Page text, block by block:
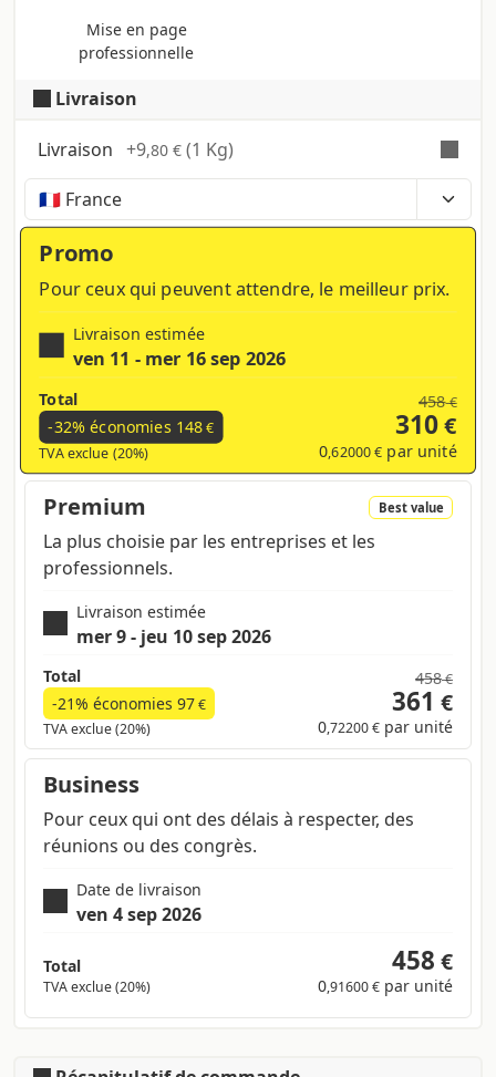
Mise en page
professionnelle
Livraison
Livraison +9,80 € (1 Kg)
Temps, coûts et taxes peuvent varier selon la
région et les produits contenus dans le panier
Promo
Pour ceux qui peuvent attendre, le meilleur prix.
Livraison estimée
ven 11 - mer 16 sep 2026
Total
-32% économies 148€
TVA exclue (20%)
458€
310€
0,62000 € par unité
Premium Best value
La plus choisie par les entreprises et les
professionnels.
Livraison estimée
mer 9 - jeu 10 sep 2026
Total
-21% économies 97€
TVA exclue (20%)
458€
361 €
0,72200 € par unité
Business
Pour ceux qui ont des délais à respecter, des
réunions ou des congrès.
Date de livraison
ven 4 sep 2026
Total
TVA exclue (20%)
458 €
0,91600 € par unité